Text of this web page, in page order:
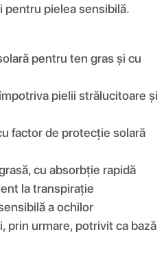
pielea sensibilă.
pentru ten gras și cu
pielii strălucitoare și
factor de protecție solară
cu absorbție rapidă
la transpirație
a ochilor
prin urmare, potrivit ca bază